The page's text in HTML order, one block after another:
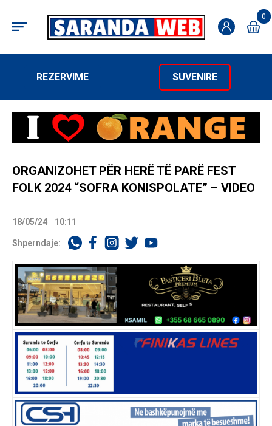
0
REZERVIME SUVENIRE
ORGANIZOHET PËR HERË TË PARË FEST
FOLK 2024 “SOFRA KONISPOLATE” – VIDEO
18/05/24 10:11
Shperndaje: